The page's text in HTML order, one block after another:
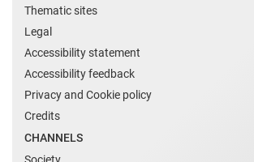
Thematic sites
Legal
Accessibility statement
Accessibility feedback
Privacy and Cookie policy
Credits
CHANNELS
Society